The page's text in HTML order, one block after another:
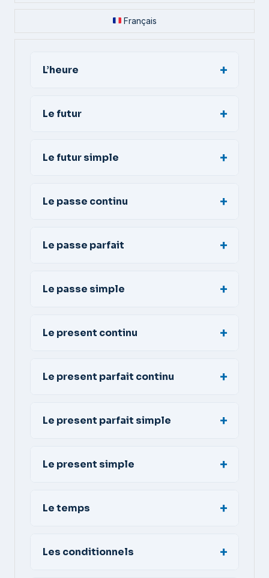
Français
L’heure
Le futur
Le futur simple
Le passe continu
Le passe parfait
Le passe simple
Le present continu
Le present parfait continu
Le present parfait simple
Le present simple
Le temps
Les conditionnels